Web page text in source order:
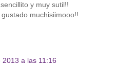
y muy sutil!!
muchisiimooo!!
2013 a las 11:16